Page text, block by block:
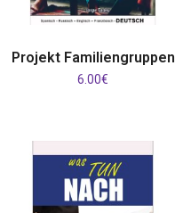
IN DEN WARENKORB
Projekt Familiengruppen
6.00€